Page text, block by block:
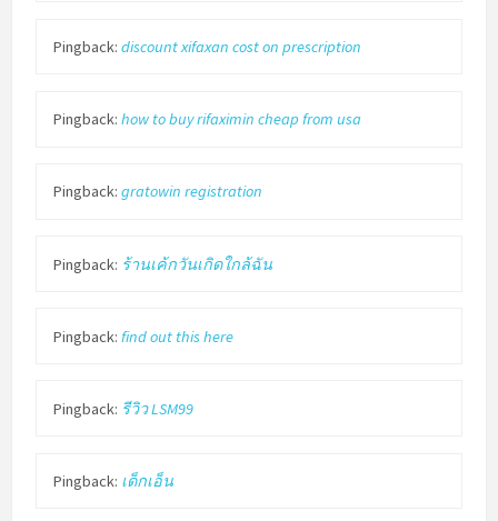
Pingback: discount xifaxan cost on prescription
Pingback: how to buy rifaximin cheap from usa
Pingback: gratowin registration
Pingback: ร้านเค้กวันเกิดใกล้ฉัน
Pingback: find out this here
Pingback: รีวิว LSM99
Pingback: เด็กเอ็น